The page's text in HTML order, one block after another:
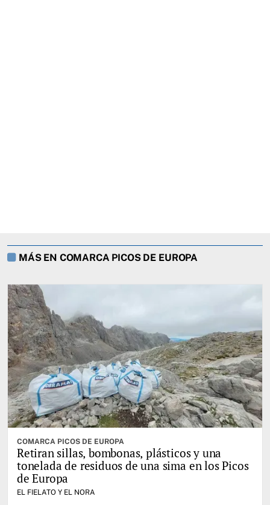
MÁS EN COMARCA PICOS DE EUROPA
COMARCA PICOS DE EUROPA
Retiran sillas, bombonas, plásticos y una
tonelada de residuos de una sima en los Picos
de Europa
EL FIELATO Y EL NORA